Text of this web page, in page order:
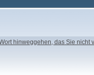
hinweggehen, das Sie nicht